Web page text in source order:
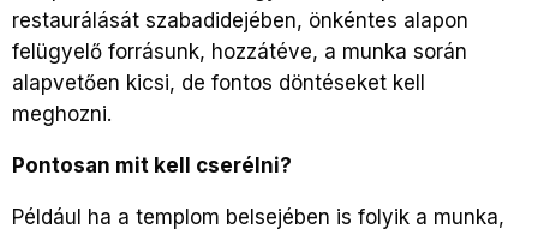
restaurálását szabadidejében, önkéntes alapon
felügyelő forrásunk, hozzátéve, a munka során
alapvetően kicsi, de fontos döntéseket kell
meghozni.
Pontosan mit kell cserélni?
Például ha a templom belsejében is folyik a munka,